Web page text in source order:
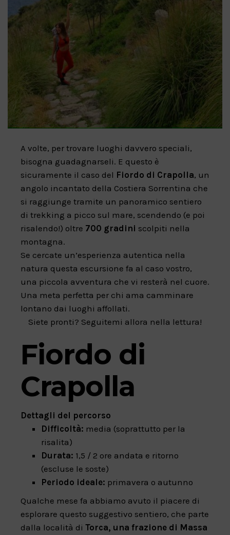
A volte, per trovare luoghi davvero speciali,
bisogna guadagnarseli. E questo è
sicuramente il caso del Fiordo di Crapolla, un
angolo incantato della Costiera Sorrentina che
si raggiunge tramite un panoramico sentiero
di trekking a picco sul mare, scendendo (e poi
risalendo!) oltre 700 gradini scolpiti nella
montagna.
Se cercate un’esperienza autentica nella
natura questa escursione fa al caso vostro,
una piccola avventura che vi resterà nel cuore.
Una meta perfetta per chi ama camminare
lontano dai luoghi affollati.
Siete pronti? Seguitemi allora nella lettura!
Fiordo di
Crapolla
Dettagli del percorso
Difficoltà: media (soprattutto per la
risalita)
Durata: 1,5 / 2 ore andata e ritorno
(escluse le soste)
Periodo ideale: primavera o autunno
Qualche mese fa abbiamo avuto il piacere di
esplorare questo suggestivo sentiero, che parte
dalla località di Torca, una frazione di Massa